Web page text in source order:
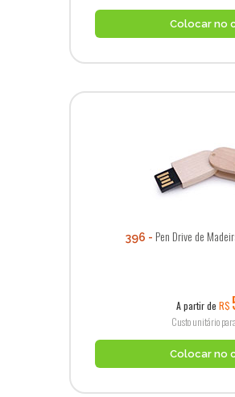
Colocar no
396 Pen Drive de
A partir deR$
Custo unitário
Colocar no